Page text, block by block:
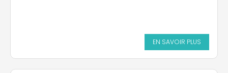
EN SAVOIR PLUS